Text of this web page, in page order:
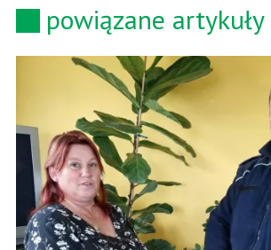
powiązane artykuły